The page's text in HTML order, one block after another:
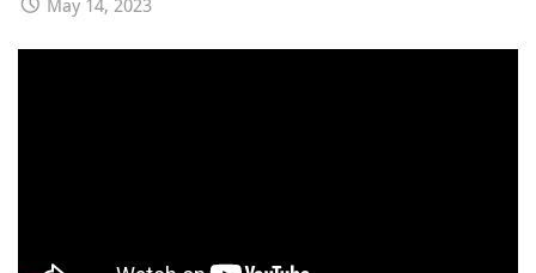
May 14, 2023